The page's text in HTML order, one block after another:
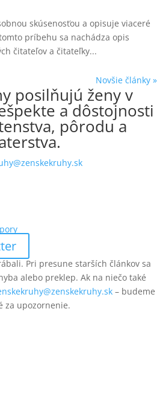
skúsenosťou a opisuje viaceré
príbehu sa nachádza opis
čitateľov a čitateľky...
Novšie články »
posilňujú ženy v
a dôstojnosti
pôrodu a
Pri presune starších článkov sa
alebo preklep. Ak na niečo také
– budeme
za upozornenie.